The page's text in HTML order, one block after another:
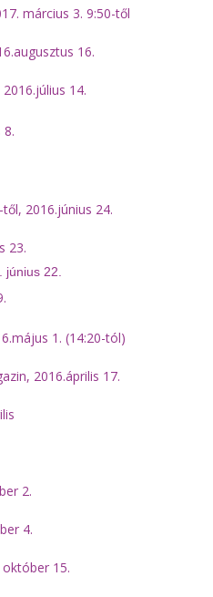
március 3. 9:50-től
16.
14.
8.
2016.június 24.
23.
22.
1. (14:20-tól)
2016.április 17.
2.
4.
október 15.